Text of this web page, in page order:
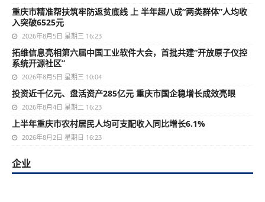
重庆市精准帮扶筑牢防返贫底线 上 半年超八成“两类群体”人均收
入突破6525元
2026年8月5日 星期三 16:23
拓维信息亮相第六届中国工业软件大会，首批共建“开放原子仪控
系统开源社区”
2026年8月5日 星期三 10:04
投资近千亿元、盘活资产285亿元 重庆市国企稳增长成效亮眼
2026年8月4日 星期二 16:23
上半年重庆市农村居民人均可支配收入同比增长6.1%
2026年8月2日 星期日 16:23
企业